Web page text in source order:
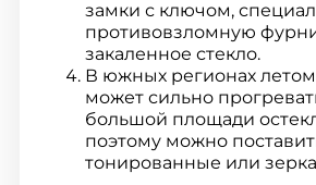
замки с ключом,
противовзломную
закаленное стекло.
В южных регионах
может сильно
большой площади
поэтому можно
тонированные или